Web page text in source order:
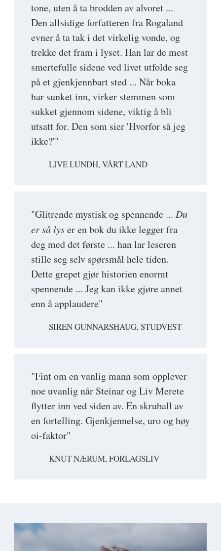
tone, uten å ta brodden av alvoret ...
Den allsidige forfatteren fra Rogaland
evner å ta tak i det virkelig vonde, og
trekke det fram i lyset. Han lar de mest
smertefulle sidene ved livet utfolde seg
på et gjenkjennbart sted ... Når boka
har sunket inn, virker stemmen som
sukket gjennom sidene, viktig å bli
utsatt for. Den som sier 'Hvorfor så jeg
ikke?'"
LIVE LUNDH, VÅRT LAND
"Glitrende mystisk og spennende ... Du
er så lyser en bok du ikke legger fra
deg med det første ... han lar leseren
stille seg selv spørsmål hele tiden.
Dette grepet gjør historien enormt
spennende ... Jeg kan ikke gjøre annet
enn å applaudere"
SIREN GUNNARSHAUG, STUDVEST
"Fint om en vanlig mann som opplever
noe uvanlig når Steinar og Liv Merete
flytter inn ved siden av. En skruball av
en fortelling. Gjenkjennelse, uro og høy
oi-faktor"
KNUT NÆRUM, FORLAGSLIV